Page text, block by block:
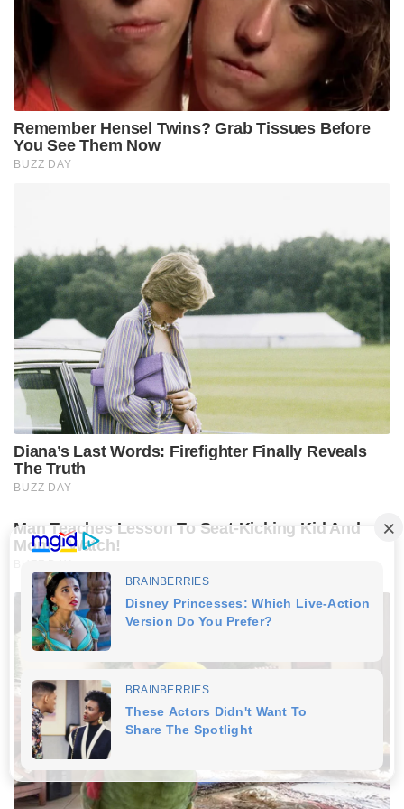
Remember Hensel Twins? Grab Tissues Before
You See Them Now
BUZZ DAY
Diana’s Last Words: Firefighter Finally Reveals
The Truth
BUZZ DAY
Man Teaches Lesson To Seat-Kicking Kid And
Mom – Watch!